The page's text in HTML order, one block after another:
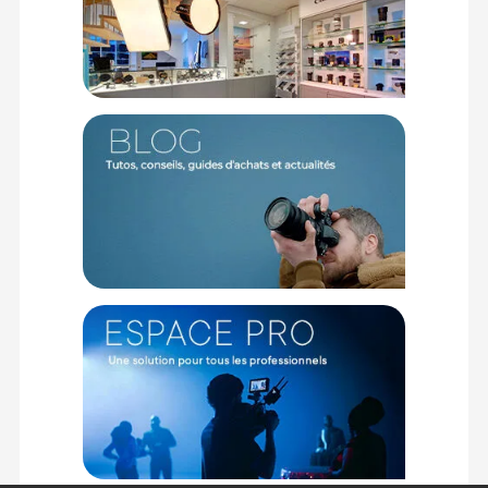
BOÎTIER SONY ALPHA 7R V
Type de capteur :Plein Format CMOS BSI (Exmor R) de 24x36
millimètres
Nombre de pixels effectifs :61 millions de pixels
Stabilisation boîtier :5 axes pour 8.0 stops (IL)
100 à 32 000 ISO (extensible de 50 à 102 400 ISO
Viseur :Électronique OLED 9.44 Mp, rafraîchissement jusqu'à
120 ips, grossissement 0.90x
Écran et stockage :LCD 3,2 pouces tactile (2 095 104 points)